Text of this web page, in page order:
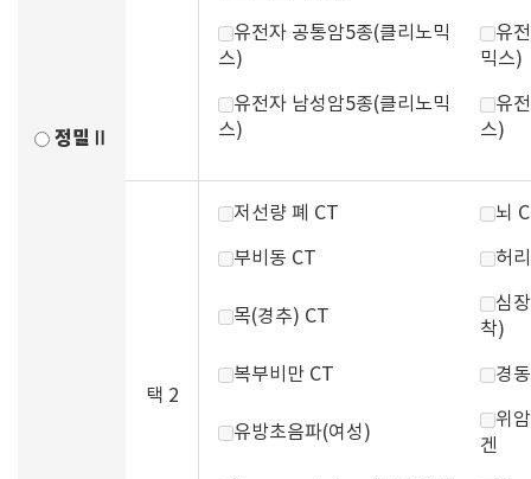
정밀Ⅱ
유전자 공통암5종(클리노믹
스)
유
믹스)
유전자 남성암5종(클리노믹
스)
유
스)
택 2
저선량 폐 CT 뇌
부비동 CT 허
목(경추) CT
심
착)
복부비만 CT 경
유방초음파(여성)
위
겐